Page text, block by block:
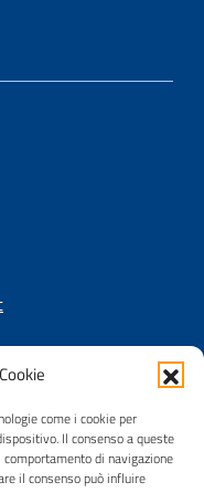
come i cookie per
Il consenso a queste
di navigazione
il consenso può influire